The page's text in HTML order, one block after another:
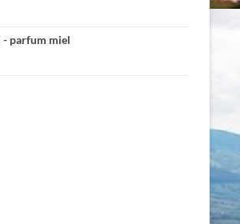
- parfum miel